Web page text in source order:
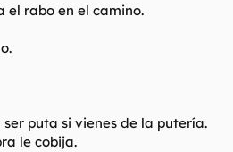
el rabo en el camino.
puta si vienes de la putería.
le cobija.